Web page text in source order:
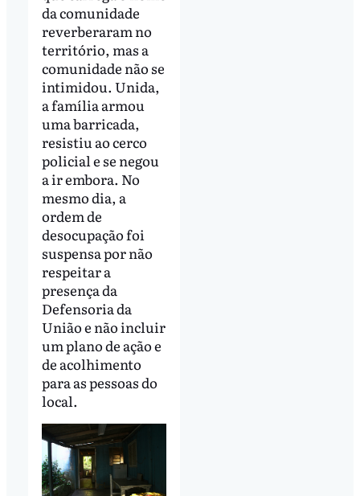
da comunidade
reverberaram no
território, mas a
comunidade não se
intimidou. Unida,
a família armou
uma barricada,
resistiu ao cerco
policial e se negou
a ir embora. No
mesmo dia, a
ordem de
desocupação foi
suspensa por não
respeitar a
presença da
Defensoria da
União e não incluir
um plano de ação e
de acolhimento
para as pessoas do
local.